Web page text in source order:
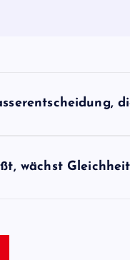
wächst Gleichheit